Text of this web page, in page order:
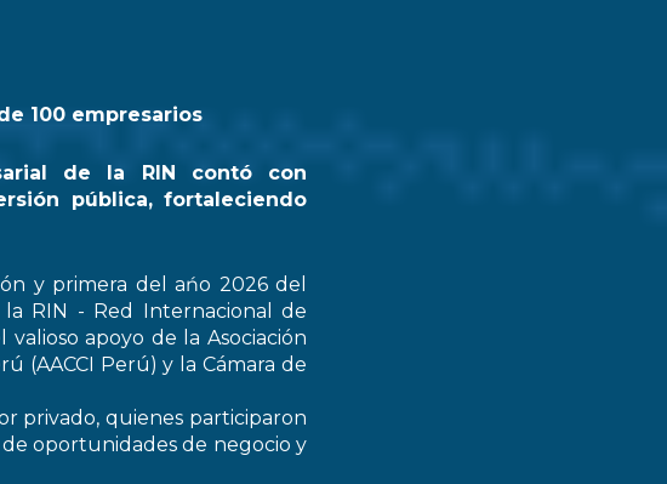
100 empresarios
de la RIN contó con
pública, fortaleciendo
y primera del ańo 2026 del
RIN - Red Internacional de
apoyo de la Asociación
(AACCI Perú) y la Cámara de
privado, quienes participaron
oportunidades de negocio y